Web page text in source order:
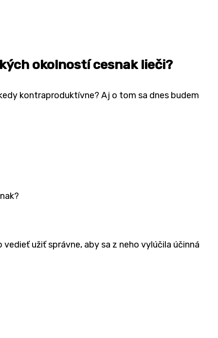
okolností cesnak lieči?
kontraproduktívne? Aj o tom sa dnes budem
užiť správne, aby sa z neho vylúčila účinná